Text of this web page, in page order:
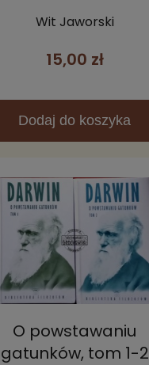
Wit Jaworski
15,00 zł
Dodaj do koszyka
O powstawaniu
gatunków, tom 1-2